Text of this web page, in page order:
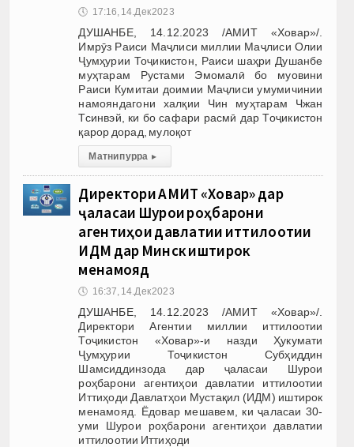
🕔 17:16, 14.Дек 2023
ДУШАНБЕ, 14.12.2023 /АМИТ «Ховар»/.
Имрӯз Раиси Маҷлиси миллии Маҷлиси Олии
Ҷумҳурии Тоҷикистон, Раиси шаҳри Душанбе
муҳтарам Рустами Эмомалӣ бо муовини
Раиси Кумитаи доимии Маҷлиси умумичинии
намояндагони халқии Чин муҳтарам Чжан
Тсинвэй, ки бо сафари расмӣ дар Тоҷикистон
қарор дорад, мулоқот
Матни пурра ▸
Директори АМИТ «Ховар» дар
ҷаласаи Шурои роҳбарони
агентиҳои давлатии иттилоотии
ИДМ дар Минск иштирок
менамояд
🕔 16:37, 14.Дек 2023
ДУШАНБЕ, 14.12.2023 /АМИТ «Ховар»/.
Директори Агентии миллии иттилоотии
Тоҷикистон «Ховар»-и назди Ҳукумати
Ҷумҳурии Тоҷикистон Субҳиддин
Шамсиддинзода дар ҷаласаи Шурои
роҳбарони агентиҳои давлатии иттилоотии
Иттиҳоди Давлатҳои Мустақил (ИДМ) иштирок
менамояд. Ёдовар мешавем, ки ҷаласаи 30-
уми Шурои роҳбарони агентиҳои давлатии
иттилоотии Иттиҳоди